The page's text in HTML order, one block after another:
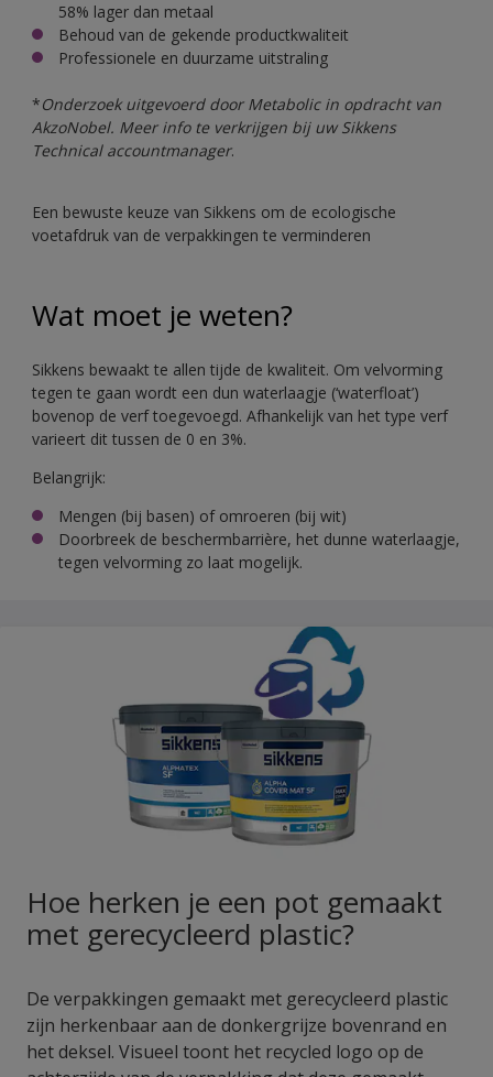
58% lager dan metaal
Behoud van de gekende productkwaliteit
Professionele en duurzame uitstraling
*Onderzoek uitgevoerd door Metabolic in opdracht van
AkzoNobel. Meer info te verkrijgen bij uw Sikkens
Technical accountmanager.
Een bewuste keuze van Sikkens om de ecologische
voetafdruk van de verpakkingen te verminderen
Wat moet je weten?
Sikkens bewaakt te allen tijde de kwaliteit. Om velvorming
tegen te gaan wordt een dun waterlaagje (‘waterfloat’)
bovenop de verf toegevoegd. Afhankelijk van het type verf
varieert dit tussen de 0 en 3%.
Belangrijk:
Mengen (bij basen) of omroeren (bij wit)
Doorbreek de beschermbarrière, het dunne waterlaagje,
tegen velvorming zo laat mogelijk.
Hoe herken je een pot gemaakt
met gerecycleerd plastic?
De verpakkingen gemaakt met gerecycleerd plastic
zijn herkenbaar aan de donkergrijze bovenrand en
het deksel. Visueel toont het recycled logo op de